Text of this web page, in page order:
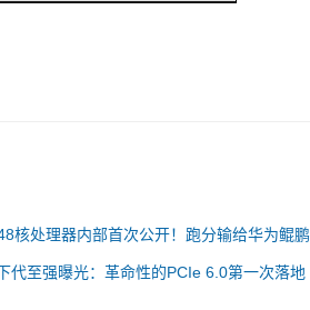
核处理器内部首次公开！跑分输给华为鲲鹏
代至强曝光：革命性的PCIe 6.0第一次落地